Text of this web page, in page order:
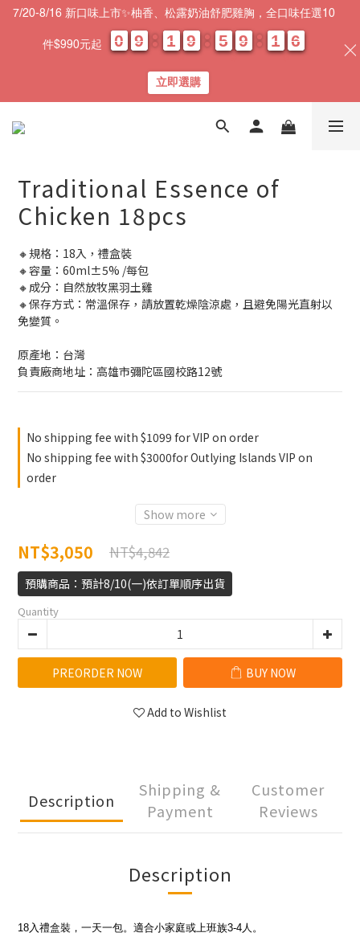
Traditional Essence of
Chicken 18pcs
🔸規格：18入，禮盒裝
🔸容量：60ml±5% /每包
🔸成分：自然放牧黑羽土雞
🔸保存方式：常溫保存，請放置乾燥陰涼處，且避免陽光直射以
免變質。
原產地：台灣
負責廠商地址：高雄市彌陀區國校路12號
No shipping fee with $1099 for VIP on order
No shipping fee with $3000for Outlying Islands VIP on
order
Show more
NT$3,050 NT$4,842
預購商品：預計8/10(一)依訂單順序出貨
Quantity
PREORDER NOW BUY NOW
Add to Wishlist
Description
Shipping &
Payment
Customer
Reviews
Description
18入禮盒裝，一天一包。 適合小家庭或上班族3-4人。
7/20-8/16 新口味上市✨柚香、松露奶油舒肥雞胸，全口味任選10
件$990元起 0
0
0
0 9
9
9
9 1
1
1
1 9
9
9
9 5
5
5
5 9
9
9
9 1
1
1
1 0
0
5
5
4
立即選購